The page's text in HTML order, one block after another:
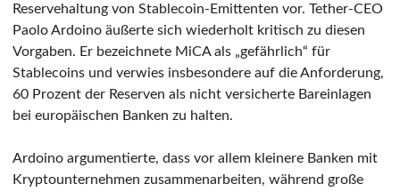
Reservehaltung von Stablecoin-Emittenten vor. Tether-CEO
Paolo Ardoino äußerte sich wiederholt kritisch zu diesen
Vorgaben. Er bezeichnete MiCA als „gefährlich“ für
Stablecoins und verwies insbesondere auf die Anforderung,
60 Prozent der Reserven als nicht versicherte Bareinlagen
bei europäischen Banken zu halten.
Ardoino argumentierte, dass vor allem kleinere Banken mit
Kryptounternehmen zusammenarbeiten, während große